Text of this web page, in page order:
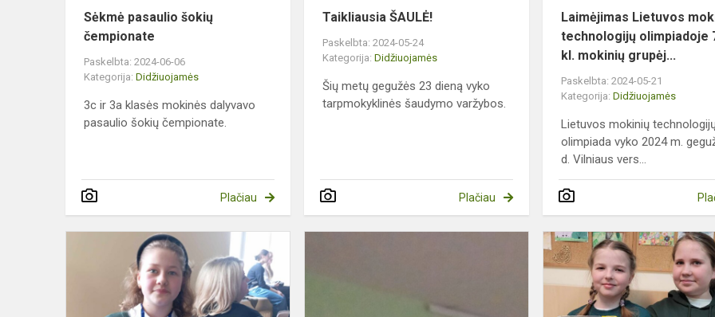
Sėkmė pasaulio šokių
čempionate
Paskelbta: 2024-06-06
Kategorija: Didžiuojamės
3c ir 3a klasės mokinės dalyvavo
pasaulio šokių čempionate.
Plačiau
Taikliausia ŠAULĖ!
Paskelbta: 2024-05-24
Kategorija:Didžiuojamės
Šių metų gegužės 23 dieną vyko
tarpmokyklinės šaudymo varžybos.
Plačiau
Laimėjimas Lietuvos
technologijų olimpiadoje
kl. mokinių grupėj...
Paskelbta: 2024-05-21
Kategorija:Didžiuojamės
Lietuvos mokinių
olimpiada vyko 2024 m.
d. Vilniaus vers...
Prie
užduočių